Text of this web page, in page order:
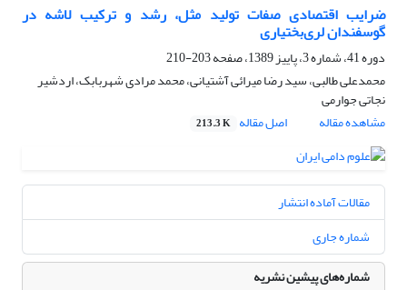
ضرایب اقتصادی صفات تولید مثل، رشد و ترکیب لاشه در
گوسفندان لری‌بختیاری
دوره 41، شماره 3، پاییز 1389، صفحه
203-210
محمدعلی طالبی، سید رضا میرائی آشتیانی، محمد مرادی شهربابک، اردشیر
نجاتی جوارمی
مشاهده مقاله
اصل مقاله 213.3 K
مقالات آماده انتشار
شماره جاری
شماره‌های پیشین نشریه